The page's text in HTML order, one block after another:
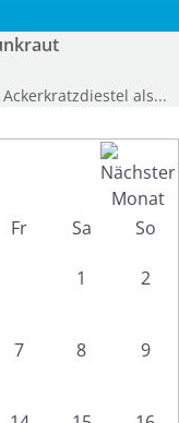
als...
Fr Sa So
1 2
7 8 9